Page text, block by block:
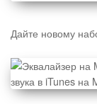
Дайте новому